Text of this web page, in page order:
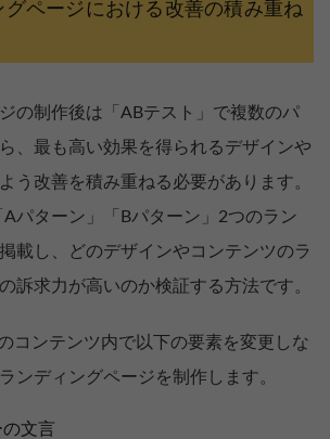
グページにおける改善の積み重ね
の制作後は「ABテスト」で複数のパ
、最も高い効果を得られるデザインや
う改善を積み重ねる必要があります。
パターン」「Bパターン」2つのラン
載し、どのデザインやコンテンツのラ
訴求力が高いのか検証する方法です。
コンテンツ内で以下の要素を変更しな
ンディングページを制作します。
文言